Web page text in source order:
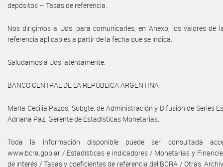
depósitos – Tasas de referencia.
Nos dirigimos a Uds. para comunicarles, en Anexo, los valores de
referencia aplicables a partir de la fecha que se indica.
Saludamos a Uds. atentamente.
BANCO CENTRAL DE LA REPÚBLICA ARGENTINA
María Cecilia Pazos, Subgte. de Administración y Difusión de Series
Adriana Paz, Gerente de Estadísticas Monetarias.
Toda la información disponible puede ser consultada
www.bcra.gob.ar / Estadísticas e indicadores / Monetarias y
de interés / Tasas y coeficientes de referencia del BCRA / Otras.